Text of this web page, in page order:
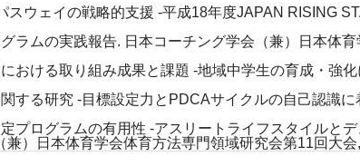
スウェイの戦略的支援 -平成18年度JAPAN RISING
ラムの実践報告. 日本コーチング学会（兼）日本体
おける取り組み成果と課題 -地域中学生の育成・強
する研究 -目標設定力とPDCAサイクルの自己認識
プログラムの有用性 -アスリートライフスタイルと
）日本体育学会体育方法専門領域研究会第11回大会